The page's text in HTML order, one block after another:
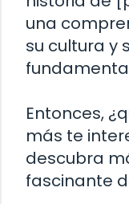
una
su cultura y
Entonces,
más te
descubra
fascinante